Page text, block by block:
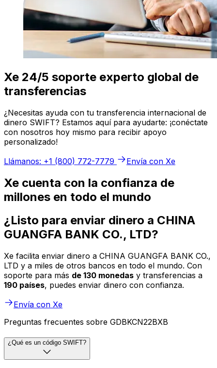
Xe 24/5 soporte experto global de
transferencias
¿Necesitas ayuda con tu transferencia internacional de
dinero SWIFT? Estamos aquí para ayudarte: ¡conéctate
con nosotros hoy mismo para recibir apoyo
personalizado!
Llámanos: +1 (800) 772-7779
Envía con Xe
Xe cuenta con la confianza de
millones en todo el mundo
¿Listo para enviar dinero a CHINA
GUANGFA BANK CO., LTD?
Xe facilita enviar dinero a CHINA GUANGFA BANK CO.,
LTD y a miles de otros bancos en todo el mundo. Con
soporte para más de 130 monedas y transferencias a
190 países, puedes enviar dinero con confianza.
Envía con Xe
Preguntas frecuentes sobre GDBKCN22BXB
¿Qué es un código SWIFT?